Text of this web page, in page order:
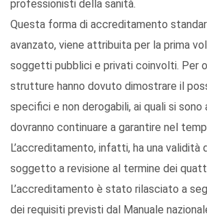
professionisti della sanità.
Questa forma di accreditamento
avanzato, viene attribuita per la prima
soggetti pubblici e privati coinvolti. Per
strutture hanno dovuto dimostrare il
specifici e non derogabili, ai quali si
dovranno continuare a garantire nel
L’accreditamento, infatti, ha una validità
soggetto a revisione al termine dei
L’accreditamento è stato rilasciato a
dei requisiti previsti dal Manuale